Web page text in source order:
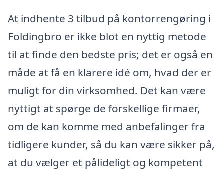
At indhente 3 tilbud på kontorrengøring i
Foldingbro er ikke blot en nyttig metode
til at finde den bedste pris; det er også en
måde at få en klarere idé om, hvad der er
muligt for din virksomhed. Det kan være
nyttigt at spørge de forskellige firmaer,
om de kan komme med anbefalinger fra
tidligere kunder, så du kan være sikker på,
at du vælger et pålideligt og kompetent